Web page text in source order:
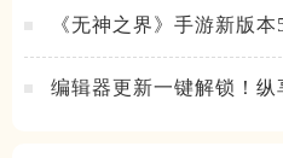
《无神之界》手游新版
编辑器更新一键解锁！纵